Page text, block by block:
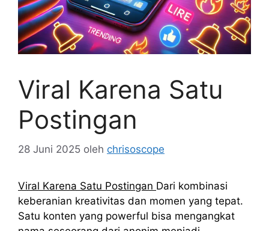
Viral Karena Satu
Postingan
28 Juni 2025 oleh chrisoscope
Viral Karena Satu Postingan Dari kombinasi
keberanian kreativitas dan momen yang tepat.
Satu konten yang powerful bisa mengangkat